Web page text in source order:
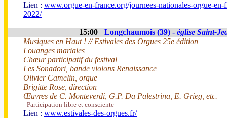
Lien : www.orgue-en-france.org/journees-nationales-orgue-
2022/
15:00 Longchaumois (39) - église Saint-
Musiques en Haut ! // Estivales des Orgues 25e édition
Louanges mariales
Chœur participatif du festival
Les Sonadori, bande violons Renaissance
Olivier Camelin, orgue
Brigitte Rose, direction
Œuvres de C. Monteverdi, G.P. Da Palestrina, E. Grieg, etc.
- Participation libre et consciente
Lien : www.estivales-des-orgues.fr/